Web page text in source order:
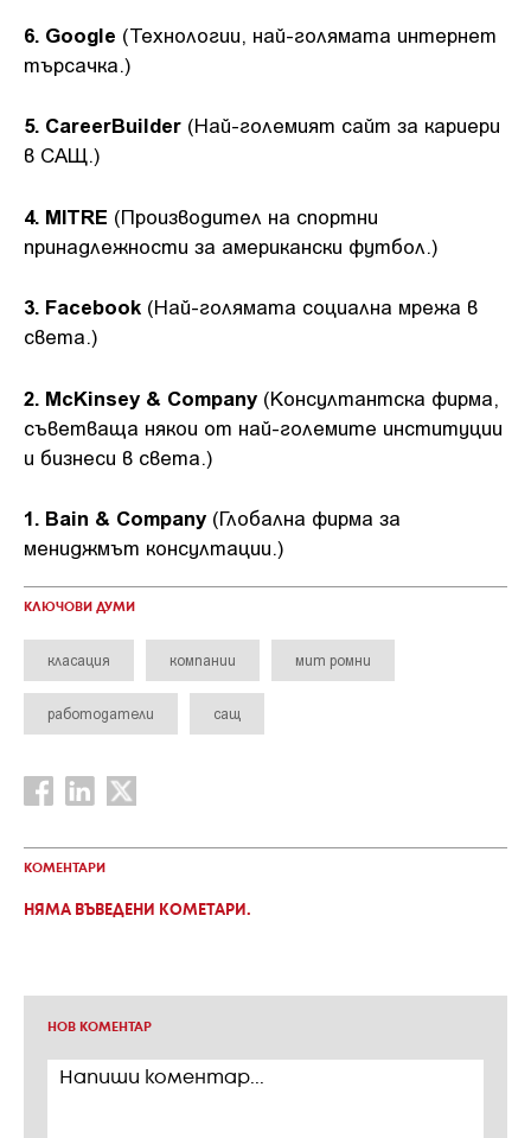
6. Google (Технологии, най-голямата интернет
търсачка.)
5. CareerBuilder (Най-големият сайт за кариери
в САЩ.)
4. MITRE (Производител на спортни
принадлежности за американски футбол.)
3. Facebook (Най-голямата социална мрежа в
света.)
2. McKinsey & Company (Консултантска фирма,
съветваща някои от най-големите институции
и бизнеси в света.)
1. Bain & Company (Глобална фирма за
мениджмът консултации.)
КЛЮЧОВИ ДУМИ
класация компании мит ромни
работодатели сащ
КОМЕНТАРИ
НЯМА ВЪВЕДЕНИ КОМЕТАРИ.
НОВ КОМЕНТАР